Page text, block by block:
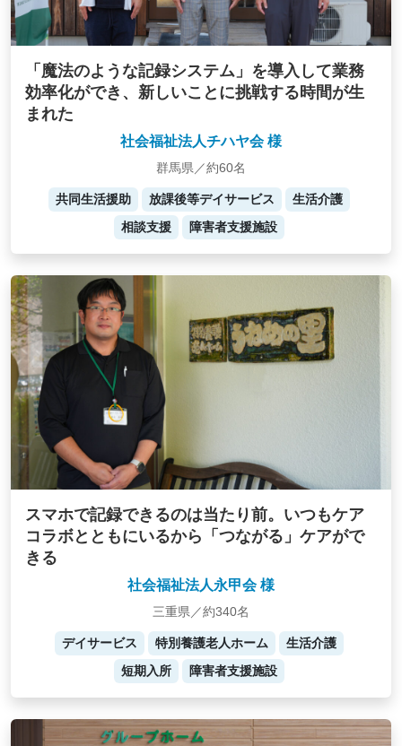
「魔法のような記録システム」を導入して業務
効率化ができ、新しいことに挑戦する時間が生
まれた
社会福祉法人チハヤ会 様
群馬県／約60名
共同生活援助 放課後等デイサービス
生活介護
相談支援
障害者支援施設
スマホで記録できるのは当たり前。いつもケア
コラボとともにいるから「つながる」ケアがで
きる
社会福祉法人永甲会 様
三重県／約340名
デイサービス 特別養護老人ホーム
生活介護
短期入所
障害者支援施設